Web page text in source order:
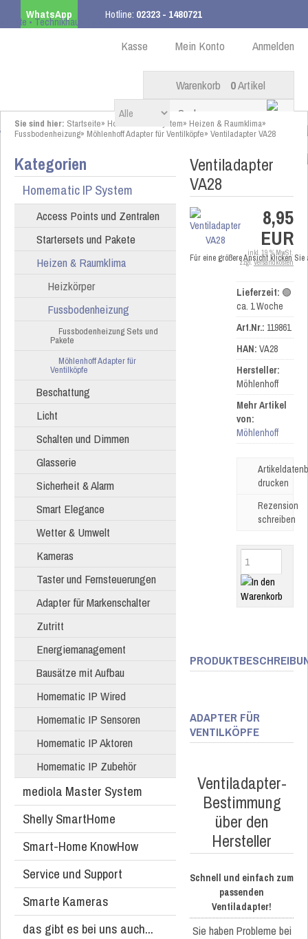
WhatsApp Hotline: 02323 - 1480721
ab 99,00 € innerhalb DE Anmelden
Mein Konto
Kasse
Warenkorb 0Artikel
Sie sind hier: Startseite» Homematic IP System» Heizen & Raumklima»
Fussbodenheizung» Möhlenhoff Adapter für Ventilköpfe» Ventiladapter VA28
Kategorien
Homematic IP System
Access Points und Zentralen
Startersets und Pakete
Heizen & Raumklima
Heizkörper
Fussbodenheizung
Fussbodenheizung Sets und
Pakete
Möhlenhoff Adapter für
Ventilköpfe
Beschattung
Licht
Schalten und Dimmen
Glasserie
Sicherheit & Alarm
Smart Elegance
Wetter & Umwelt
Kameras
Taster und Fernsteuerungen
Adapter für Markenschalter
Zutritt
Energiemanagement
Bausätze mit Aufbau
Homematic IP Wired
Homematic IP Sensoren
Homematic IP Aktoren
Homematic IP Zubehör
mediola Master System
Shelly SmartHome
Smart-Home KnowHow
Service und Support
Smarte Kameras
das gibt es bei uns auch...
Ventiladapter
VA28
Für eine größere Ansicht klicken
8,95
EUR
inkl. 19 % MwSt.
zzgl.Versandkosten
Lieferzeit: 🟢
ca. 1 Woche
Art.Nr.: 119861
HAN: VA28
Hersteller:
Möhlenhoff
Mehr Artikel
von:
Möhlenhoff
drucken
Rezension
schreiben
ADAPTER FÜR
VENTILKÖPFE
Ventiladapter-
Bestimmung
über den
Hersteller
Schnell und einfach zum
passenden
Ventiladapter!
Sie haben Probleme bei